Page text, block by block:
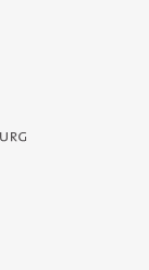
- Service